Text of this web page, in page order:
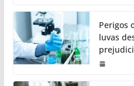
Perigos
luvas